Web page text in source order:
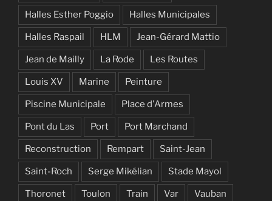
Halles Esther Poggio Halles Municipales
Halles Raspail HLM Jean-Gérard Mattio
Jean de Mailly La Rode Les Routes
Louis XV Marine Peinture
Piscine Municipale Place d'Armes
Pont du Las Port Port Marchand
Reconstruction Rempart Saint-Jean
Saint-Roch Serge Mikélian Stade Mayol
Thoronet Toulon Train Var Vauban